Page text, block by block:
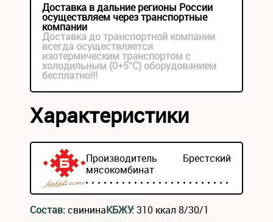
Доставка в дальние регионы России
осуществляем через транспортные
компании
Доставка до транспортной компании
всегда осуществляется
изотермическим транспортом с
холодильным (0+5°С) оборудованием
бесплатно!!!
Характеристики
Производитель Брестский
мясокомбинат
Состав:свининаКБЖУ:310 ккал 8/30/1